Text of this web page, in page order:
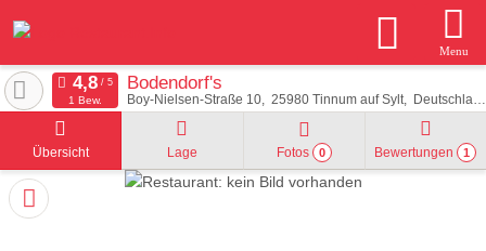
Menu
Bodendorf's
Boy-Nielsen-Straße 10 25980 Tinnum auf Sylt Deutschland
1 Bew.
Übersicht Lage Fotos 0 Bewertungen 1